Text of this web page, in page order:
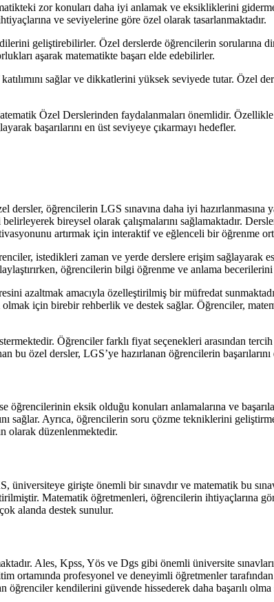
zor konuları daha iyi anlamak ve eksikliklerini
ve seviyelerine göre özel olarak tasarlanmaktadır.
geliştirebilirler. Özel derslerde öğrencilerin sorularına
aşarak matematikte başarı elde edebilirler.
sağlar ve dikkatlerini yüksek seviyede tutar. Özel
Özel Derslerinden faydalanmaları önemlidir.
başarılarını en üst seviyeye çıkarmayı hedefler.
öğrencilerin LGS sınavına daha iyi hazırlanmasına
bireysel olarak çalışmalarını sağlamaktadır.
artırmak için interaktif ve eğlenceli bir öğrenme
istedikleri zaman ve yerde derslere erişim sağlayarak
öğrencilerin bilgi öğrenme ve anlama becerilerini
azaltmak amacıyla özelleştirilmiş bir müfredat
için birebir rehberlik ve destek sağlar. Öğrenciler,
Öğrenciler farklı fiyat seçenekleri arasından
özel dersler, LGS’ye hazırlanan öğrencilerin
eksik olduğu konuları anlamalarına ve
sağlar. Ayrıca, öğrencilerin soru çözme tekniklerini
olarak düzenlenmektedir.
girişte önemli bir sınavdır ve matematik bu
Matematik öğretmenleri, öğrencilerin ihtiyaçlarına
alanda destek sunulur.
Ales, Kpss, Yös ve Dgs gibi önemli üniversite
ortamında profesyonel ve deneyimli öğretmenler
öğrenciler kendilerini güvende hissederek daha başarılı olma